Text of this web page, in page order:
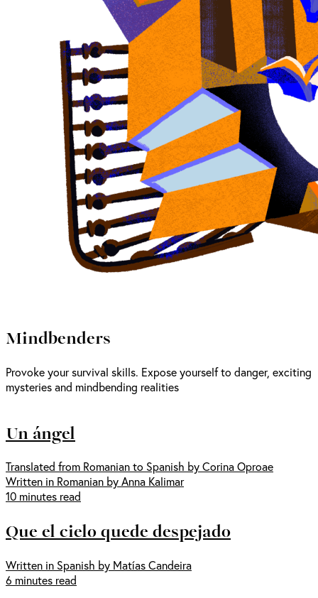
Mindbenders
Provoke your survival skills. Expose yourself to danger, exciting
mysteries and mindbending realities
Un ángel
Translated from Romanian to Spanish by Corina Oproae
Written in Romanian by Anna Kalimar
10 minutes read
Que el cielo quede despejado
Written in Spanish by Matías Candeira
6 minutes read